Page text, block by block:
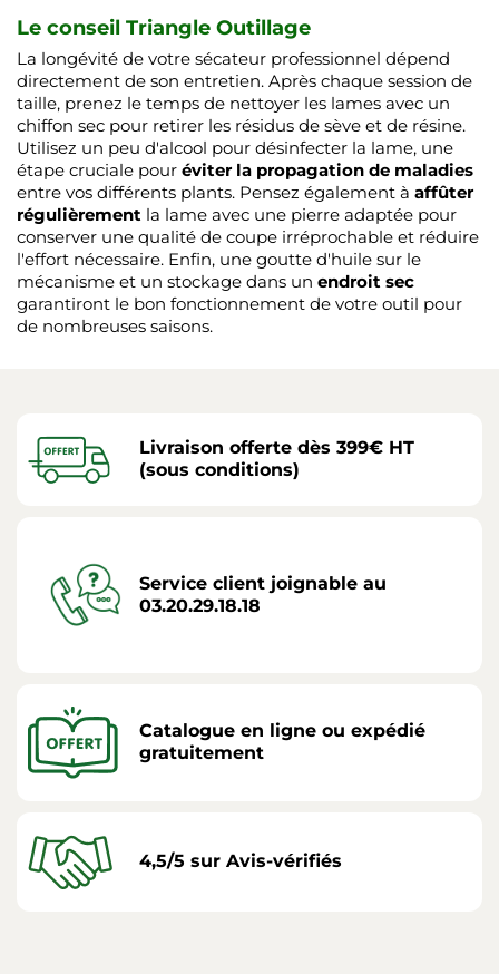
Le conseil Triangle Outillage
La longévité de votre sécateur professionnel dépend
directement de son entretien. Après chaque session de
taille, prenez le temps de nettoyer les lames avec un
chiffon sec pour retirer les résidus de sève et de résine.
Utilisez un peu d'alcool pour désinfecter la lame, une
étape cruciale pour éviter la propagation de maladies
entre vos différents plants. Pensez également à affûter
régulièrement la lame avec une pierre adaptée pour
conserver une qualité de coupe irréprochable et réduire
l'effort nécessaire. Enfin, une goutte d'huile sur le
mécanisme et un stockage dans un endroit sec
garantiront le bon fonctionnement de votre outil pour
de nombreuses saisons.
Livraison offerte dès 399€ HT
(sous conditions)
Service client joignable au
03.20.29.18.18
Catalogue en ligne ou expédié
gratuitement
4,5/5 sur Avis-vérifiés